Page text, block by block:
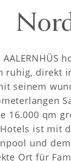
AALERNHÜS
ruhig, direkt
seinem
16.000 qm
ist mit
und
Ort für